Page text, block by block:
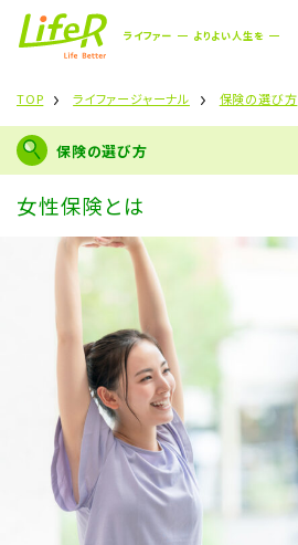
ライファー よりよい人生を
TOP ライファージャーナル 保険の選び方
保険の選び方
女性保険とは